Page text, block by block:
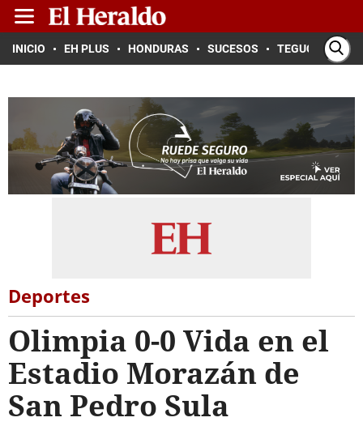
INICIO EH PLUS HONDURAS SUCESOS TEGUCIGALPA
Deportes
Olimpia 0-0 Vida en el
Estadio Morazán de
San Pedro Sula